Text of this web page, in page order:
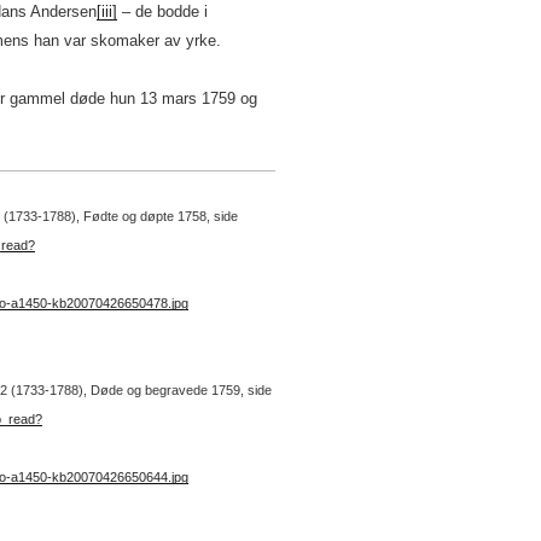
Andersen[iii] – de bodde i
han var skomaker av yrke.
døde hun 13 mars 1759 og
1788), Fødte og døpte 1758, side
a1450-kb20070426650478.jpg
(1733-1788), Døde og begravede 1759, side
a1450-kb20070426650644.jpg